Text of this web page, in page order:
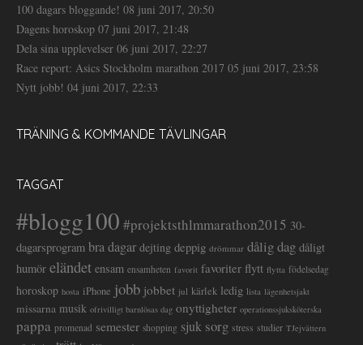
100 dagars bloggande! 08 juni 2017, 20:50
Dagens horoskop 07 juni 2017, 21:48
Dela sina upplevelser 06 juni 2017, 22:27
Race report: Asics Stockholm marathon 2017 05 juni 2017, 23:58
Nytt jobb! 04 juni 2017, 22:33
TRÄNING & KOMMANDE TÄVLINGAR
TAGGAT
#blogg100 #projektsthlmmarathon2015 30-
dagarsprogram bra dagar dejting deppig drömmar dålig dag dåligt
humör eländet ensam ensamheten favorit favoriter flytt flytta födelsedag
horoskop hosta iPhone jobb jobbet jul kärlek ledig lista lägenhetsjakt
missarna musik ofrivilligt barnlösas dag onyttigheter operationssjuksköterska
pappa promenad semester shopping sjuk sorg stress studier TJejvättern